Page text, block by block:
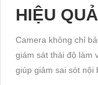
HIỆU QUẢ
Camera không chỉ
giám sát thái độ làm
giúp giảm sai sót nội